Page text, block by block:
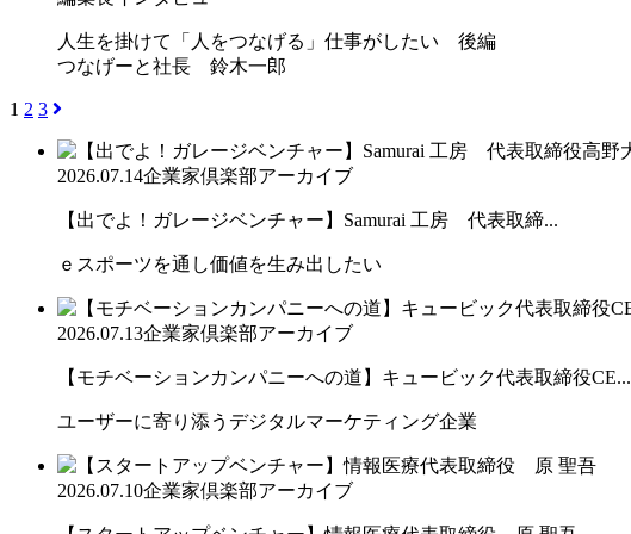
人生を掛けて「人をつなげる」仕事がしたい 後編
つなげーと社長 鈴木一郎
1 2 3
2026.07.14企業家倶楽部アーカイブ
【出でよ！ガレージベンチャー】Samurai 工房 代表取締...
ｅスポーツを通し価値を生み出したい
2026.07.13企業家倶楽部アーカイブ
【モチベーションカンパニーへの道】キュービック代表取締役CE...
ユーザーに寄り添うデジタルマーケティング企業
2026.07.10企業家倶楽部アーカイブ